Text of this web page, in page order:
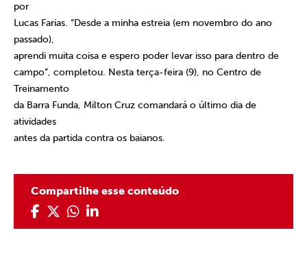
por
Lucas Farias. “Desde a minha estreia (em novembro do ano
passado),
aprendi muita coisa e espero poder levar isso para dentro de
campo”, completou. Nesta terça-feira (9), no Centro de
Treinamento
da Barra Funda, Milton Cruz comandará o último dia de
atividades
antes da partida contra os baianos.
Compartilhe esse conteúdo